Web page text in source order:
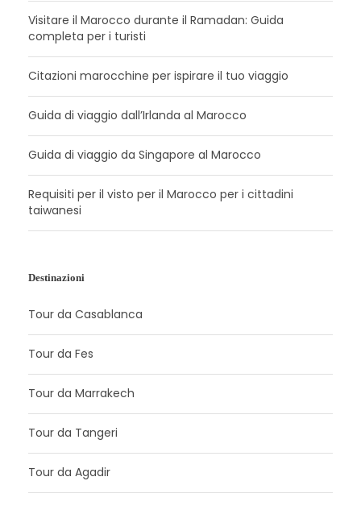
Visitare il Marocco durante il Ramadan: Guida
completa per i turisti
Citazioni marocchine per ispirare il tuo viaggio
Guida di viaggio dall’Irlanda al Marocco
Guida di viaggio da Singapore al Marocco
Requisiti per il visto per il Marocco per i cittadini
taiwanesi
Destinazioni
Tour da Casablanca
Tour da Fes
Tour da Marrakech
Tour da Tangeri
Tour da Agadir